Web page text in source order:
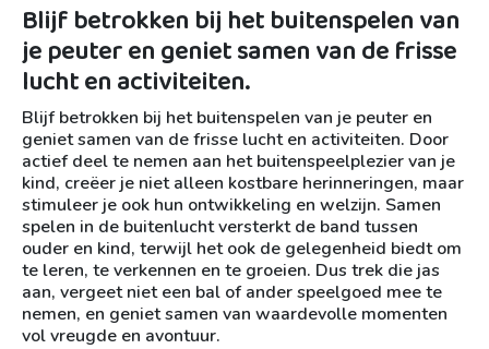
Blijf betrokken bij het buitenspelen van
je peuter en geniet samen van de frisse
lucht en activiteiten.
Blijf betrokken bij het buitenspelen van je peuter en
geniet samen van de frisse lucht en activiteiten. Door
actief deel te nemen aan het buitenspeelplezier van je
kind, creëer je niet alleen kostbare herinneringen, maar
stimuleer je ook hun ontwikkeling en welzijn. Samen
spelen in de buitenlucht versterkt de band tussen
ouder en kind, terwijl het ook de gelegenheid biedt om
te leren, te verkennen en te groeien. Dus trek die jas
aan, vergeet niet een bal of ander speelgoed mee te
nemen, en geniet samen van waardevolle momenten
vol vreugde en avontuur.